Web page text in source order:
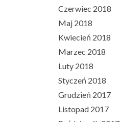
Czerwiec 2018
Maj 2018
Kwiecień 2018
Marzec 2018
Luty 2018
Styczeń 2018
Grudzień 2017
Listopad 2017